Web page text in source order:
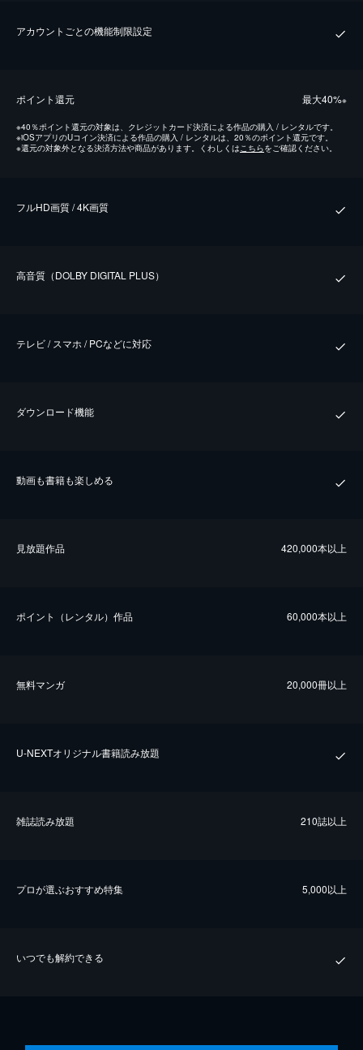
アカウントごとの機能制限設定
ポイント還元 最⼤40%※
※40％ポイント還元の対象は、クレジットカード決済による作品の購入 / レンタルです。
※iOSアプリのUコイン決済による作品の購入 / レンタルは、20％のポイント還元です。
※還元の対象外となる決済方法や商品があります。くわしくは こちらをご確認ください。
フルHD画質 / 4K画質
⾼⾳質（DOLBY DIGITAL PLUS）
テレビ / スマホ / PCなどに対応
ダウンロード機能
動画も書籍も楽しめる
⾒放題作品 420,000本以上
ポイント（レンタル）作品 60,000本以上
無料マンガ 20,000冊以上
U-NEXTオリジナル書籍読み放題
雑誌読み放題 210誌以上
プロが選ぶおすすめ特集 5,000以上
いつでも解約できる